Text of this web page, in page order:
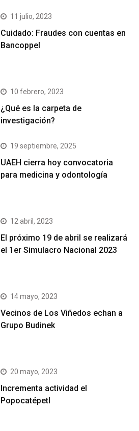
11 julio, 2023
Cuidado: Fraudes con cuentas en
Bancoppel
10 febrero, 2023
¿Qué es la carpeta de
investigación?
19 septiembre, 2025
UAEH cierra hoy convocatoria
para medicina y odontología
12 abril, 2023
El próximo 19 de abril se realizará
el 1er Simulacro Nacional 2023
14 mayo, 2023
Vecinos de Los Viñedos echan a
Grupo Budinek
20 mayo, 2023
Incrementa actividad el
Popocatépetl